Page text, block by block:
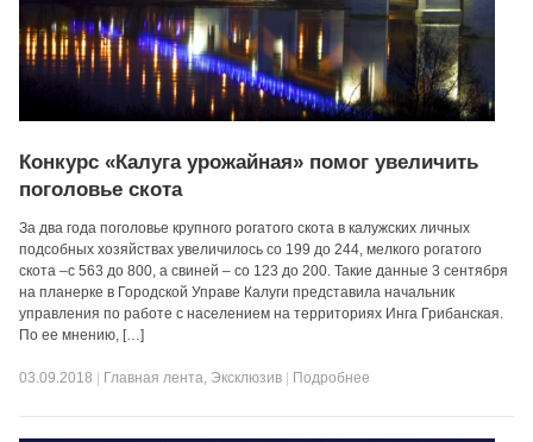
Конкурс «Калуга урожайная» помог увеличить
поголовье скота
За два года поголовье крупного рогатого скота в калужских личных
подсобных хозяйствах увеличилось со 199 до 244, мелкого рогатого
скота –с 563 до 800, а свиней – со 123 до 200. Такие данные 3 сентября
на планерке в Городской Управе Калуги представила начальник
управления по работе с населением на территориях Инга Грибанская.
По ее мнению, […]
03.09.2018 Главная лента, Эксклюзив Подробнее